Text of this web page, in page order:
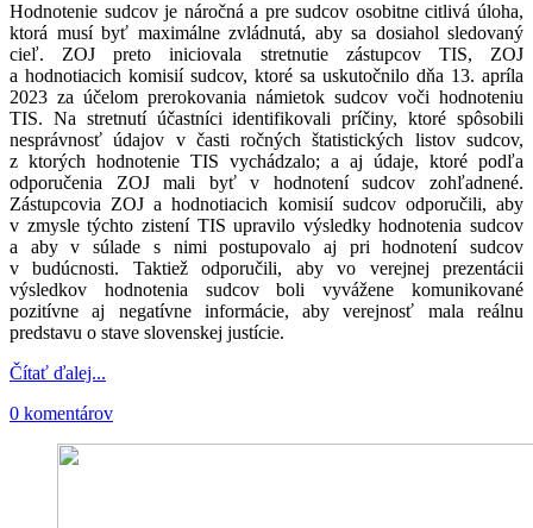
Hodnotenie sudcov je náročná a pre sudcov osobitne citlivá úloha,
ktorá musí byť maximálne zvládnutá, aby sa dosiahol sledovaný
cieľ. ZOJ preto iniciovala stretnutie zástupcov TIS, ZOJ
a hodnotiacich komisií sudcov, ktoré sa uskutočnilo dňa 13. apríla
2023 za účelom prerokovania námietok sudcov voči hodnoteniu
TIS. Na stretnutí účastníci identifikovali príčiny, ktoré spôsobili
nesprávnosť údajov v časti ročných štatistických listov sudcov,
z ktorých hodnotenie TIS vychádzalo; a aj údaje, ktoré podľa
odporučenia ZOJ mali byť v hodnotení sudcov zohľadnené.
Zástupcovia ZOJ a hodnotiacich komisií sudcov odporučili, aby
v zmysle týchto zistení TIS upravilo výsledky hodnotenia sudcov
a aby v súlade s nimi postupovalo aj pri hodnotení sudcov
v budúcnosti. Taktiež odporučili, aby vo verejnej prezentácii
výsledkov hodnotenia sudcov boli vyvážene komunikované
pozitívne aj negatívne informácie, aby verejnosť mala reálnu
predstavu o stave slovenskej justície.
Čítať ďalej...
0 komentárov